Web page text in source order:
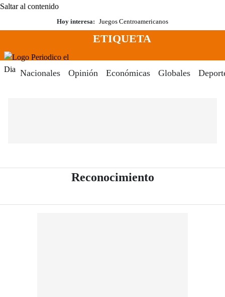
Saltar al contenido
Hoy interesa: Juegos Centroamericanos
Menú
ETIQUETA
Nacionales Opinión Económicas Globales
Reconocimiento- Periódico